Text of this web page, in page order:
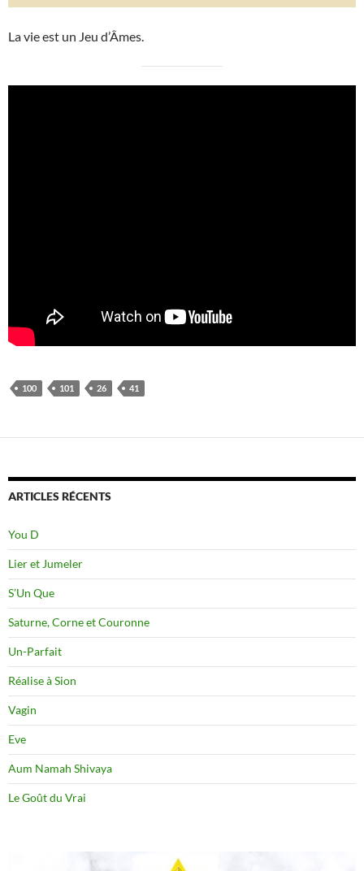
La vie est un Jeu d’Âmes.
100 101 26 41
ARTICLES RÉCENTS
You D
Lier et Jumeler
S’Un Que
Saturne, Corne et Couronne
Un-Parfait
Réalise à Sion
Vagin
Eve
Aum Namah Shivaya
Le Goût du Vrai